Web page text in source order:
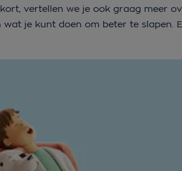
vertellen we je ook graag meer
je kunt doen om beter te slapen.